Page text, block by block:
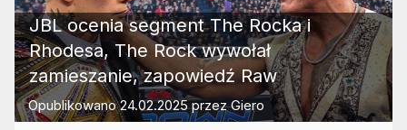
JBL ocenia segment The Rocka i
Rhodesa, The Rock wywołał
zamieszanie, zapowiedź Raw
Opublikowano24.02.2025przezGiero